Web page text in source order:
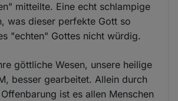
mitteilte. Eine echt schlampige
was dieser perfekte Gott so
"echten" Gottes nicht würdig.
göttliche Wesen, unsere heilige
besser gearbeitet. Allein durch
ist es allen Menschen